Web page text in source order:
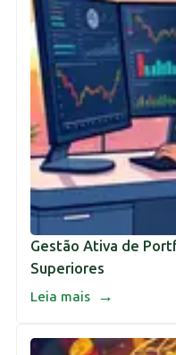
Gestão Ativa de
Superiores
Leia mais →